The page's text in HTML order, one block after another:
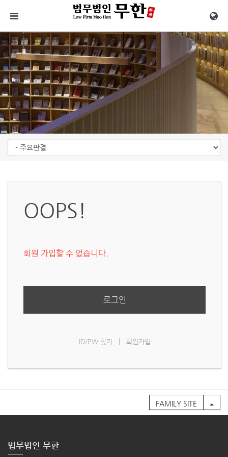
메뉴 건너뛰기
OOPS!
회원 가입할 수 없습니다.
로그인
ID/PW 찾기 회원가입
FAMILY SITE
법무법인 무한